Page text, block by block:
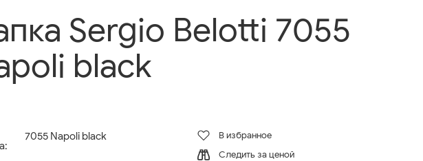
Sergio Belotti 7055
black
7055 Napoli black
В избранное
Следить за ценой